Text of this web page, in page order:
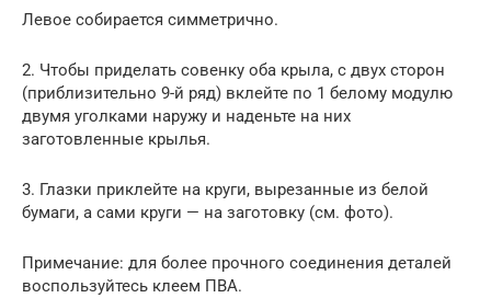
Левое собирается симметрично.
2. Чтобы приделать совенку оба крыла, с двух сторон
(приблизительно 9-й ряд) вклейте по 1 белому модулю
двумя уголками наружу и наденьте на них
заготовленные крылья.
3. Глазки приклейте на круги, вырезанные из белой
бумаги, а сами круги — на заготовку (см. фото).
Примечание: для более прочного соединения деталей
воспользуйтесь клеем ПВА.